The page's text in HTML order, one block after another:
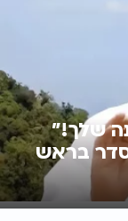
שלך!"
סדר בראש